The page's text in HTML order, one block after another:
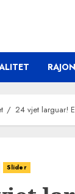
RAJON
24 vjet larguar!
Slider